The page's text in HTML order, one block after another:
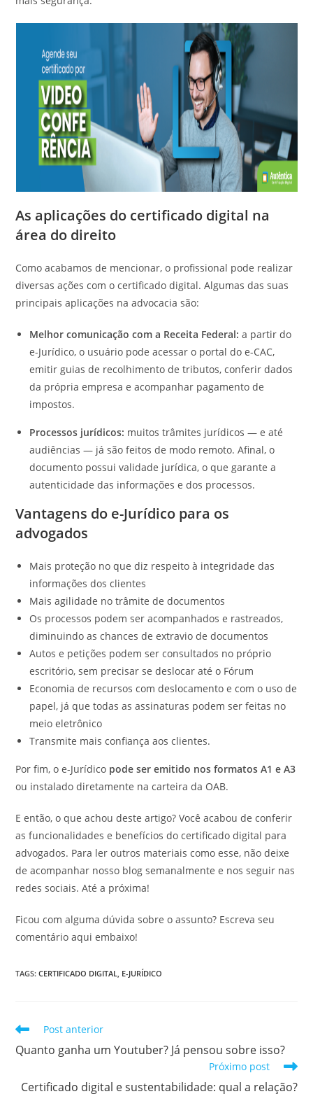
As aplicações do certificado digital na
área do direito
Como acabamos de mencionar, o profissional pode realizar
diversas ações com o certificado digital. Algumas das suas
principais aplicações na advocacia são:
Melhor comunicação com a Receita Federal: a partir do
e-Jurídico, o usuário pode acessar o portal do e-CAC,
emitir guias de recolhimento de tributos, conferir dados
da própria empresa e acompanhar pagamento de
impostos.
Processos jurídicos: muitos trâmites jurídicos — e até
audiências — já são feitos de modo remoto. Afinal, o
documento possui validade jurídica, o que garante a
autenticidade das informações e dos processos.
Vantagens do e-Jurídico para os
advogados
Mais proteção no que diz respeito à integridade das
informações dos clientes
Mais agilidade no trâmite de documentos
Os processos podem ser acompanhados e rastreados,
diminuindo as chances de extravio de documentos
Autos e petições podem ser consultados no próprio
escritório, sem precisar se deslocar até o Fórum
Economia de recursos com deslocamento e com o uso de
papel, já que todas as assinaturas podem ser feitas no
meio eletrônico
Transmite mais confiança aos clientes.
Por fim, o e-Jurídico pode ser emitido nos formatos A1 e A3
ou instalado diretamente na carteira da OAB.
E então, o que achou deste artigo? Você acabou de conferir
as funcionalidades e benefícios do certificado digital para
advogados. Para ler outros materiais como esse, não deixe
de acompanhar nosso blog semanalmente e nos seguir nas
redes sociais. Até a próxima!
Ficou com alguma dúvida sobre o assunto? Escreva seu
comentário aqui embaixo!
TAGS:CERTIFICADO DIGITAL, E-JURÍDICO
Leia
artigos
Post anterior
Quanto ganha um Youtuber? Já pensou sobre isso?
Próximo post
Certificado digital e sustentabilidade: qual a relação?